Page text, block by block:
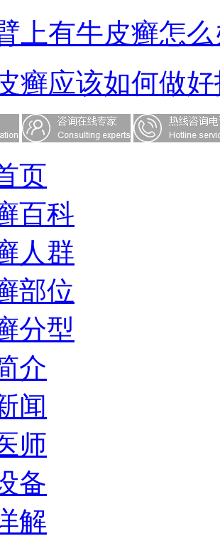
上有牛皮癣怎
癣应该如何做
页
百科
人群
部位
分型
介
闻
师
备
解